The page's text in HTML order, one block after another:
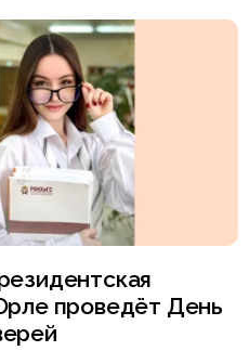
проведёт День